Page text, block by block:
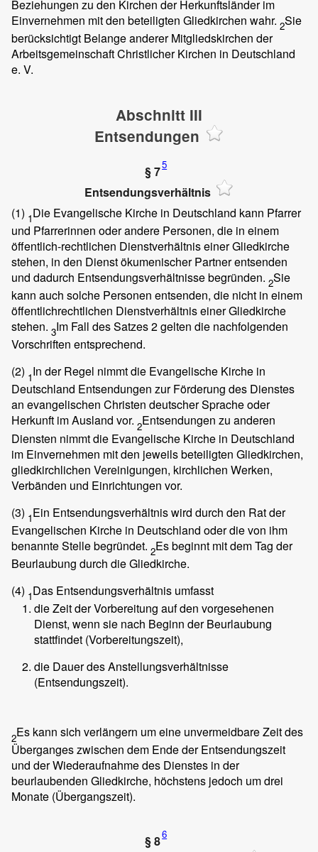
Beziehungen zu den Kirchen der Herkunftsländer im
Einvernehmen mit den beteiligten Gliedkirchen wahr. 2Sie
berücksichtigt Belange anderer Mitgliedskirchen der
Arbeitsgemeinschaft Christlicher Kirchen in Deutschland
e. V.
Abschnitt III
Entsendungen
§ 75
Entsendungsverhältnis
(1) 1Die Evangelische Kirche in Deutschland kann Pfarrer
und Pfarrerinnen oder andere Personen, die in einem
öffentlich-rechtlichen Dienstverhältnis einer Gliedkirche
stehen, in den Dienst ökumenischer Partner entsenden
und dadurch Entsendungsverhältnisse begründen. 2Sie
kann auch solche Personen entsenden, die nicht in einem
öffentlichrechtlichen Dienstverhältnis einer Gliedkirche
stehen. 3Im Fall des Satzes 2 gelten die nachfolgenden
Vorschriften entsprechend.
(2) 1In der Regel nimmt die Evangelische Kirche in
Deutschland Entsendungen zur Förderung des Dienstes
an evangelischen Christen deutscher Sprache oder
Herkunft im Ausland vor. 2Entsendungen zu anderen
Diensten nimmt die Evangelische Kirche in Deutschland
im Einvernehmen mit den jeweils beteiligten Gliedkirchen,
gliedkirchlichen Vereinigungen, kirchlichen Werken,
Verbänden und Einrichtungen vor.
(3) 1Ein Entsendungsverhältnis wird durch den Rat der
Evangelischen Kirche in Deutschland oder die von ihm
benannte Stelle begründet. 2Es beginnt mit dem Tag der
Beurlaubung durch die Gliedkirche.
(4) 1Das Entsendungsverhältnis umfasst
die Zeit der Vorbereitung auf den vorgesehenen
Dienst, wenn sie nach Beginn der Beurlaubung
stattfindet (Vorbereitungszeit),
die Dauer des Anstellungsverhältnisse
(Entsendungszeit).
2Es kann sich verlängern um eine unvermeidbare Zeit des
Überganges zwischen dem Ende der Entsendungszeit
und der Wiederaufnahme des Dienstes in der
beurlaubenden Gliedkirche, höchstens jedoch um drei
Monate (Übergangszeit).
§ 86